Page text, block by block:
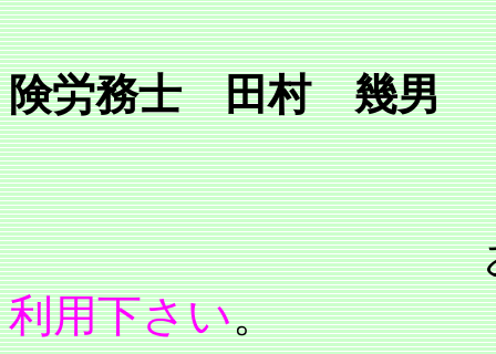
所長 特
険労務士 田村 幾男
利用下さい。